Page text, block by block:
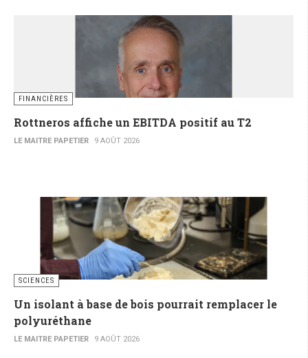
FINANCIÈRES
Rottneros affiche un EBITDA positif au T2
LE MAITRE PAPETIER 9 AOÛT 2026
SCIENCES
Un isolant à base de bois pourrait remplacer le
polyuréthane
LE MAITRE PAPETIER 9 AOÛT 2026